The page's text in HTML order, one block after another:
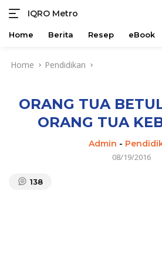
IQRO Metro
Lets
Bright
Home Berita Resep eBook
Home Pendidikan
ORANG TUA
ORANG TUA
Admin -
08/19/2016
138